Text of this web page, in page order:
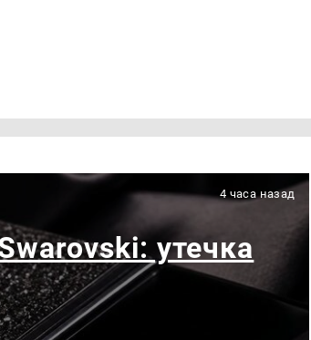
4 часа назад
утечка